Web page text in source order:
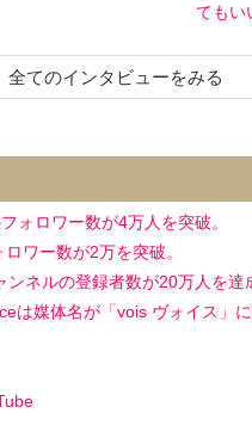
てもい
全てのインタビューをみる
ォロワー数が4万人を突破。
ワー数が2万を突破。
ネルの登録者数が20万人を達
は媒体名が「vois ヴォイス」